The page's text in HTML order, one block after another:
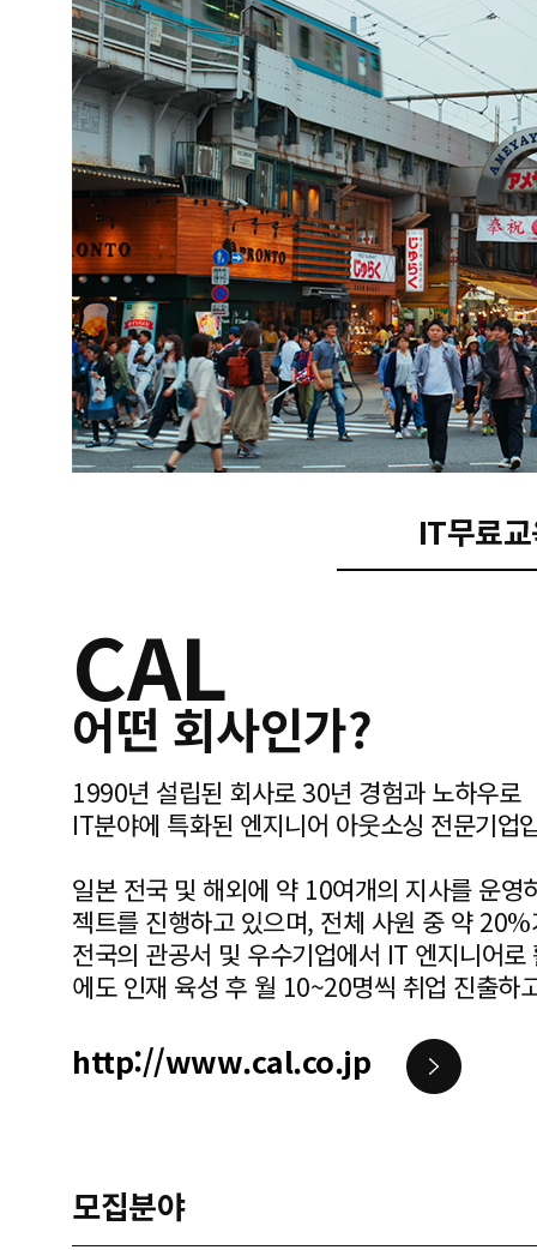
IT무료
CAL
어떤 회사인가?
1990년 설립된 회사로 30년 경험과 노하우로
IT분야에 특화된 엔지니어 아웃소싱 전문기업
일본 전국 및 해외에 약 10여개의 지사를 운영
젝트를 진행하고 있으며, 전체 사원 중 약
전국의 관공서 및 우수기업에서 IT 엔지니어
에도 인재 육성 후 월 10~20명씩 취업 진출하
http://www.cal.co.jp
모집분야